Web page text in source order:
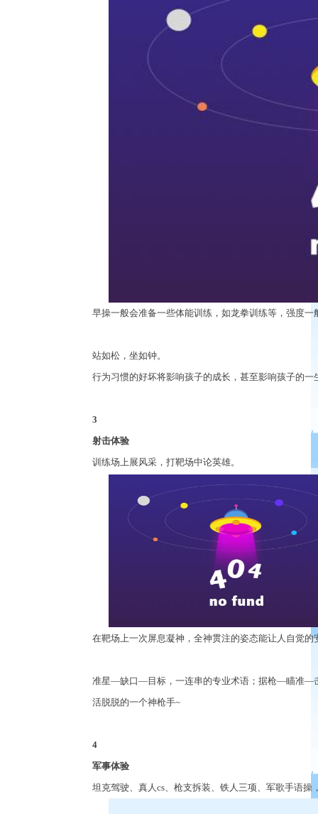
早操一般会准备一些体能训练，如龙拳训练等，强度一
站如松，坐如钟。
行为习惯的好坏将影响孩子的成长，甚至影响孩子的一
3
射击体验
训练场上展风采，打靶场中论英雄。
在靶场上一次屏息凝神，全神贯注的姿态能让人自觉的
准星—缺口—目标，一连串的专业术语；据枪—瞄准—
活脱脱的一个神枪手~
4
军事体验
坦克驾驶、真人cs、枪支拆装、铁人三项、军歌手语操